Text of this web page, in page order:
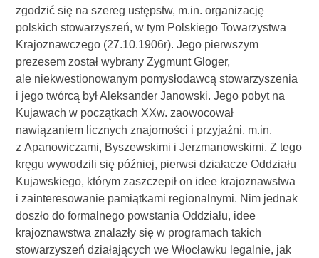
zgodzić się na szereg ustępstw, m.in. organizację
polskich stowarzyszeń, w tym Polskiego Towarzystwa
Krajoznawczego (27.10.1906r). Jego pierwszym
prezesem został wybrany Zygmunt Gloger,
ale niekwestionowanym pomysłodawcą stowarzyszenia
i jego twórcą był Aleksander Janowski. Jego pobyt na
Kujawach w początkach XXw. zaowocował
nawiązaniem licznych znajomości i przyjaźni, m.in.
z Apanowiczami, Byszewskimi i Jerzmanowskimi. Z tego
kręgu wywodzili się później, pierwsi działacze Oddziału
Kujawskiego, którym zaszczepił on idee krajoznawstwa
i zainteresowanie pamiątkami regionalnymi. Nim jednak
doszło do formalnego powstania Oddziału, idee
krajoznawstwa znalazły się w programach takich
stowarzyszeń działających we Włocławku legalnie, jak